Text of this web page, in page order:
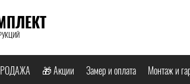
🎁 Акции Замер и оплата Монтаж и